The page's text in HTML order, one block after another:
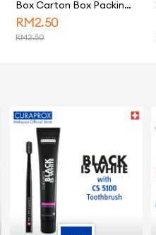
Box Carton Box Packing
Box Paper Boxes Kotak
RM 2.50
RM2.50